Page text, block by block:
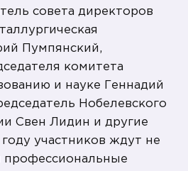
совета директоров
Пумпянский,
комитета
и науке Геннадий
Нобелевского
Свен Лидин и другие
участников ждут не